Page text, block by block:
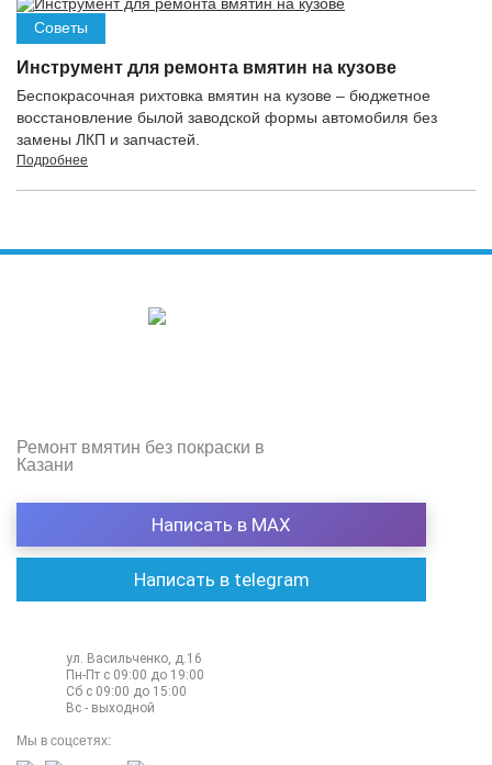
Советы
Инструмент для ремонта вмятин на кузове
Беспокрасочная рихтовка вмятин на кузове – бюджетное
восстановление былой заводской формы автомобиля без
замены ЛКП и запчастей.
Подробнее
Ремонт вмятин без покраски в
Казани
Написать в МАХ
Написать в telegram
ул. Васильченко, д.16
Пн-Пт с 09:00 до 19:00
Сб с 09:00 до 15:00
Вс - выходной
Мы в соцсетях: